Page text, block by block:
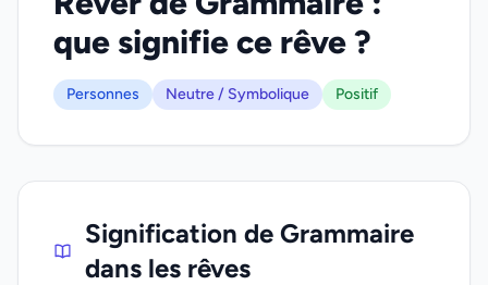
que signifie ce rêve ?
Personnes Neutre / Symbolique Positif
Signification de Grammaire
dans les rêves